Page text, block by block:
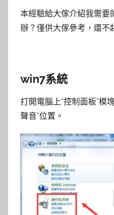
本經驗給大傢介紹我需要
辦？僅供大傢參考，還不
win7系統
打開電腦上“控制面板”模
聲音”位置。